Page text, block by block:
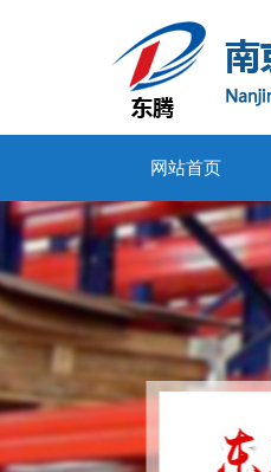
网站首页